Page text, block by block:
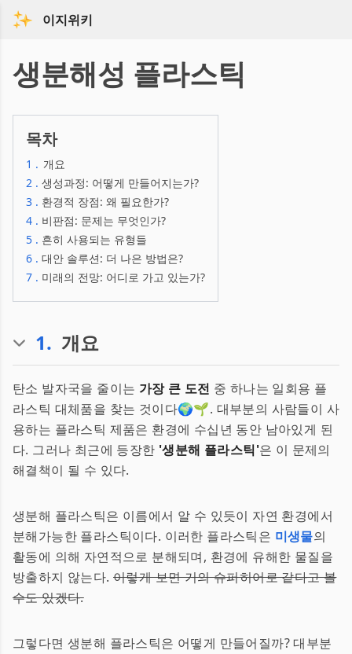
이지위키
생분해성 플라스틱
목차
1 . 개요
2 . 생성과정: 어떻게 만들어지는가?
3 . 환경적 장점: 왜 필요한가?
4 . 비판점: 문제는 무엇인가?
5 . 흔히 사용되는 유형들
6 . 대안 솔루션: 더 나은 방법은?
7 . 미래의 전망: 어디로 가고 있는가?
1. 개요
탄소 발자국을 줄이는 가장 큰 도전 중 하나는 일회용 플
라스틱 대체품을 찾는 것이다🌍🌱. 대부분의 사람들이 사
용하는 플라스틱 제품은 환경에 수십년 동안 남아있게 된
다. 그러나 최근에 등장한 '생분해 플라스틱'은 이 문제의
해결책이 될 수 있다.
생분해 플라스틱은 이름에서 알 수 있듯이 자연 환경에서
분해가능한 플라스틱이다. 이러한 플라스틱은 미생물의
활동에 의해 자연적으로 분해되며, 환경에 유해한 물질을
방출하지 않는다. 이렇게 보면 거의 슈퍼히어로 같다고 볼
수도 있겠다.
그렇다면 생분해 플라스틱은 어떻게 만들어질까? 대부분